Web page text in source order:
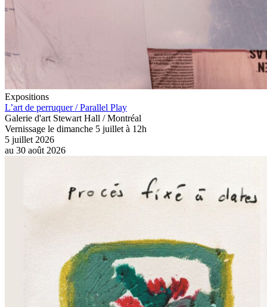
Expositions
L’art de perruquer / Parallel Play
Galerie d'art Stewart Hall / Montréal
Vernissage le dimanche 5 juillet à 12h
5 juillet 2026
au 30 août 2026